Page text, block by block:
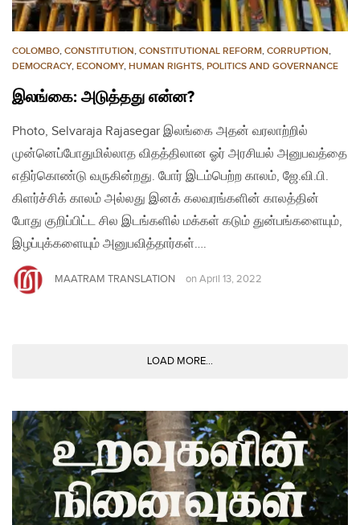
COLOMBO, CONSTITUTION, CONSTITUTIONAL REFORM, CORRUPTION,
DEMOCRACY, ECONOMY, HUMAN RIGHTS, POLITICS AND GOVERNANCE
இலங்கை: அடுத்தது என்ன?
Photo, Selvaraja Rajasegar இலங்கை அதன் வரலாற்றில்
முன்னெப்போதுமில்லாத விதத்திலான ஓர் அரசியல் அனுபவத்தை
எதிர்கொண்டு வருகின்றது. போர் இடம்பெற்ற காலம், ஜே.வி.பி.
கிளர்ச்சிக் காலம் அல்லது இனக் கலவரங்களின் காலத்தின்
போது குறிப்பிட்ட சில இடங்களில் மக்கள் கடும் துன்பங்களையும்,
இழப்புக்களையும் அனுபவித்தார்கள்….
MAATRAM TRANSLATION on April 13, 2022
LOAD MORE...